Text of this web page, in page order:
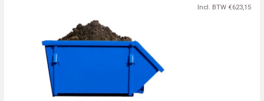
Incl. BTW €623,15